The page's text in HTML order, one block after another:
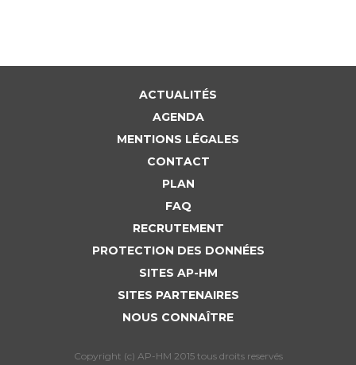
Qualité
Protection des données
Les recherches en santé à l’AP-HM
Lieu de santé sans tabac
ACTUALITÉS
AGENDA
MENTIONS LÉGALES
CONTACT
PLAN
FAQ
RECRUTEMENT
PROTECTION DES DONNÉES
SITES AP-HM
SITES PARTENAIRES
NOUS CONNAÎTRE
Copyright (c) AP-HM 2015 tous droits reservés